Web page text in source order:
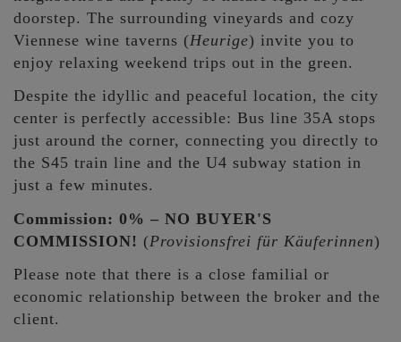
doorstep. The surrounding vineyards and cozy
Viennese wine taverns (Heurige) invite you to
enjoy relaxing weekend trips out in the green.
Despite the idyllic and peaceful location, the city
center is perfectly accessible: Bus line 35A stops
just around the corner, connecting you directly to
the S45 train line and the U4 subway station in
just a few minutes.
Commission: 0% – NO BUYER'S
COMMISSION! (Provisionsfrei für Käuferinnen)
Please note that there is a close familial or
economic relationship between the broker and the
client.